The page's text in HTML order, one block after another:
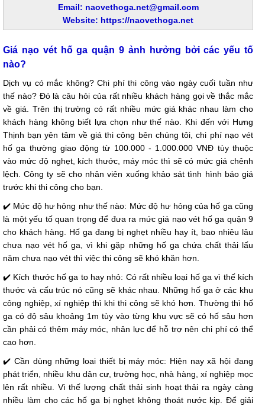
Email: naovethoga.net@gmail.com
Website: https://naovethoga.net
Giá nạo vét hố ga quận 9 ảnh hưởng bởi các yếu tố
nào?
Dịch vụ có mắc không? Chi phí thi công vào ngày cuối tuần như
thế nào? Đó là câu hỏi của rất nhiều khách hàng gọi về thắc mắc
về giá. Trên thị trường có rất nhiều mức giá khác nhau làm cho
khách hàng không biết lựa chọn như thế nào. Khi đến với Hưng
Thịnh bạn yên tâm về giá thi công bên chúng tôi, chi phí nạo vét
hố ga thường giao động từ 100.000 - 1.000.000 VNĐ tùy thuộc
vào mức độ nghẹt, kích thước, máy móc thì sẽ có mức giá chênh
lệch. Công ty sẽ cho nhân viên xuống khảo sát tình hình báo giá
trước khi thi công cho bạn.
✔️ Mức độ hư hỏng như thế nào: Mức độ hư hỏng của hố ga cũng
là một yếu tố quan trọng để đưa ra mức giá nạo vét hố ga quận 9
cho khách hàng. Hố ga đang bị nghẹt nhiều hay ít, bao nhiêu lâu
chưa nạo vét hố ga, vì khi gặp những hố ga chứa chất thải lấu
năm chưa nạo vét thì việc thi công sẽ khó khăn hơn.
✔️ Kích thước hố ga to hay nhỏ: Có rất nhiều loại hố ga vì thế kích
thước và cấu trúc nó cũng sẽ khác nhau. Những hố ga ở các khu
công nghiệp, xí nghiệp thì khi thi công sẽ khó hơn. Thường thì hố
ga có độ sâu khoảng 1m tùy vào từng khu vực sẽ có hố sâu hơn
cần phải có thêm máy móc, nhân lực để hỗ trợ nên chi phí có thể
cao hơn.
✔️ Cần dùng những loai thiết bị máy móc: Hiện nay xã hội đang
phát triển, nhiều khu dân cư, trường học, nhà hàng, xí nghiệp mọc
lên rất nhiều. Vì thế lượng chất thải sinh hoạt thải ra ngày càng
nhiều làm cho các hố ga bị nghẹt không thoát nước kịp. Để giải